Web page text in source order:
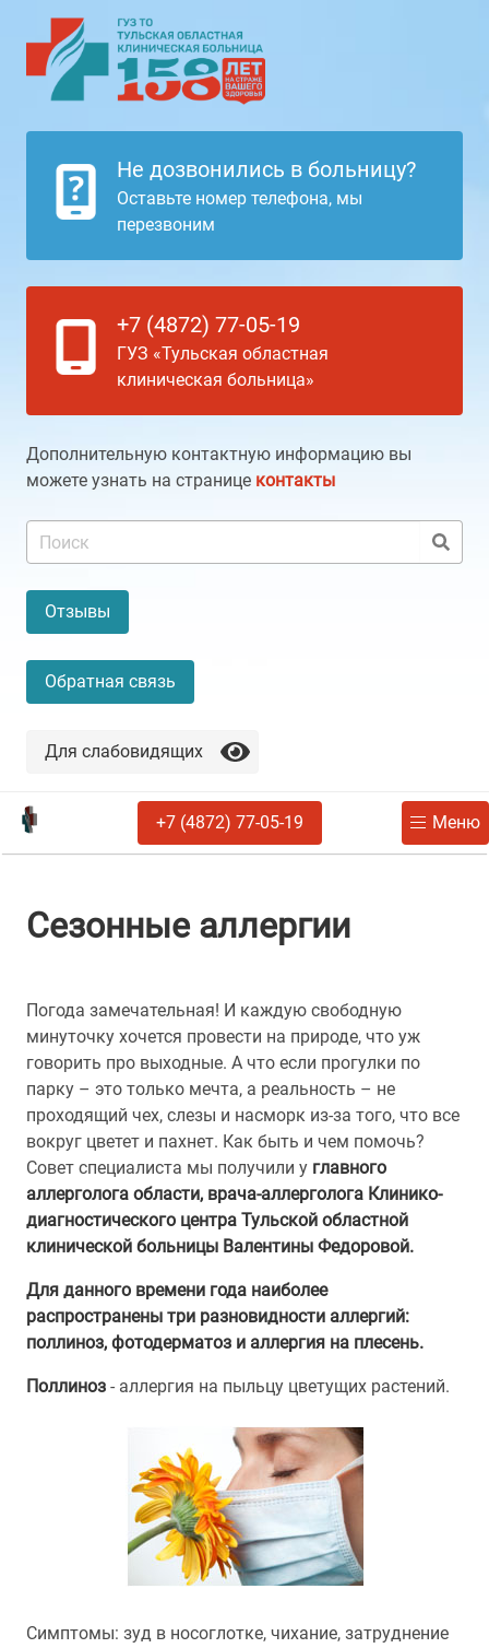
Не дозвонились в больницу?
Оставьте номер телефона, мы
перезвоним
+7 (4872) 77-05-19
ГУЗ «Тульская областная
клиническая больница»
Дополнительную контактную информацию вы
можете узнать на странице контакты
Отзывы
Обратная связь
Для слабовидящих
+7 (4872) 77-05-19 Меню
Сезонные аллергии
Погода замечательная! И каждую свободную
минуточку хочется провести на природе, что уж
говорить про выходные. А что если прогулки по
парку – это только мечта, а реальность – не
проходящий чех, слезы и насморк из-за того, что все
вокруг цветет и пахнет. Как быть и чем помочь?
Совет специалиста мы получили у главного
аллерголога области, врача-аллерголога Клинико-
диагностического центра Тульской областной
клинической больницы Валентины Федоровой.
Для данного времени года наиболее
распространены три разновидности аллергий:
поллиноз, фотодерматоз и аллергия на плесень.
Поллиноз - аллергия на пыльцу цветущих растений.
Симптомы: зуд в носоглотке, чихание, затруднение